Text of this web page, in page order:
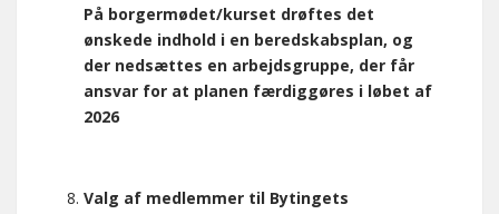
På borgermødet/kurset drøftes det
ønskede indhold i en beredskabsplan, og
der nedsættes en arbejdsgruppe, der får
ansvar for at planen færdiggøres i løbet af
2026
Valg af medlemmer til Bytingets